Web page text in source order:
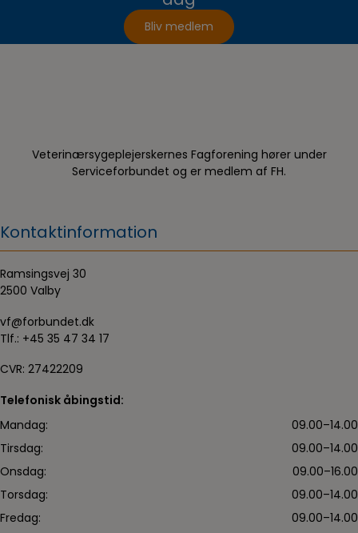
Bliv medlem
Veterinærsygeplejerskernes Fagforening hører under
Serviceforbundet og er medlem af FH.
Kontaktinformation
Ramsingsvej 30
2500 Valby
vf@forbundet.dk
Tlf.: +45 35 47 34 17
CVR: 27422209
Telefonisk åbingstid:
Mandag:
09.00–14.00
Tirsdag:
09.00–14.00
Onsdag:
09.00–16.00
Torsdag:
09.00–14.00
Fredag:
09.00–14.00